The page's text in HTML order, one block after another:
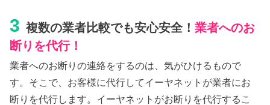
3 複数の業者比較でも安心安全！業者へのお
断りを代行！
業者へのお断りの連絡をするのは、気がひけるもので
す。そこで、お客様に代行してイーヤネットが業者にお
断りを代行します。イーヤネットがお断りを代行するこ